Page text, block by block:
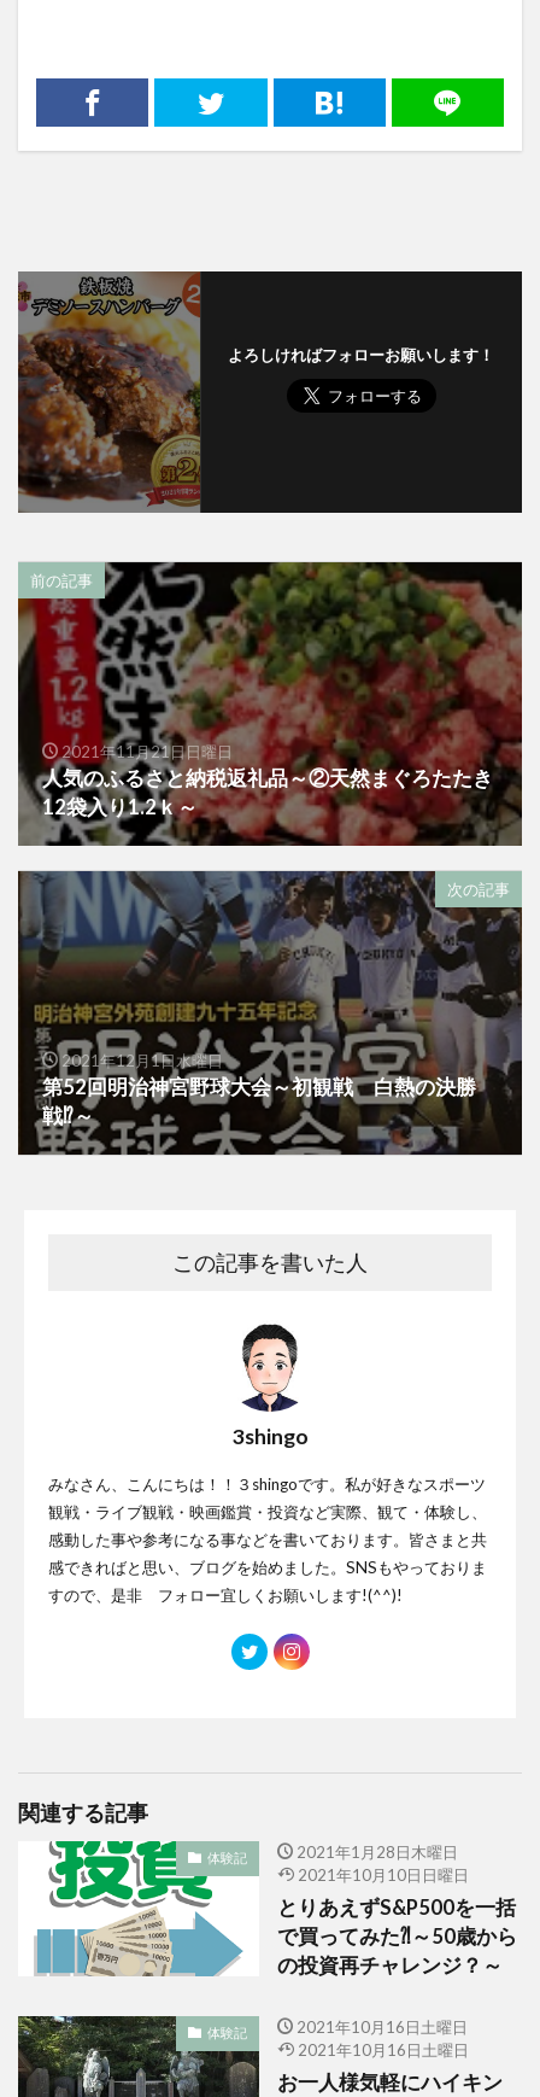
よろしければフォローお願いします！
前の記事
2021年11月21日日曜日
人気のふるさと納税返礼品～②天然まぐろたたき
12袋入り1.2ｋ～
次の記事
2021年12月1日水曜日
第52回明治神宮野球大会～初観戦 白熱の決勝
戦⁉～
この記事を書いた人
3shingo
みなさん、こんにちは！！３shingoです。私が好きなスポーツ
観戦・ライブ観戦・映画鑑賞・投資など実際、観て・体験し、
感動した事や参考になる事などを書いております。皆さまと共
感できればと思い、ブログを始めました。SNSもやっておりま
すので、是非 フォロー宜しくお願いします!(^^)!
関連する記事
体験記
2021年1月28日木曜日
2021年10月10日日曜日
とりあえずS&P500を一括
で買ってみた⁈～50歳から
の投資再チャレンジ？～
体験記
2021年10月16日土曜日
2021年10月16日土曜日
お一人様気軽にハイキン